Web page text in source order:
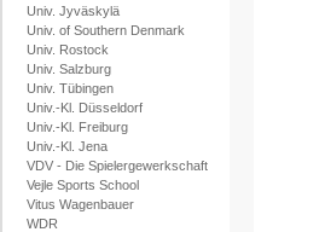
Univ. Jyväskylä
Univ. of Southern Denmark
Univ. Rostock
Univ. Salzburg
Univ. Tübingen
Univ.-Kl. Düsseldorf
Univ.-Kl. Freiburg
Univ.-Kl. Jena
VDV - Die Spielergewerkschaft
Vejle Sports School
Vitus Wagenbauer
WDR